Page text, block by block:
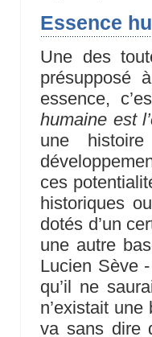
Essence
Une des
présupposé
essence,
humaine est
une
ces
historiques
dotés d’un
une autre
Lucien Sève
qu’il ne
n’existait
va sans dire